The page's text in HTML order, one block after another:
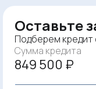
Оставьте
Подберем кредит
Сумма кредита
849 500 ₽